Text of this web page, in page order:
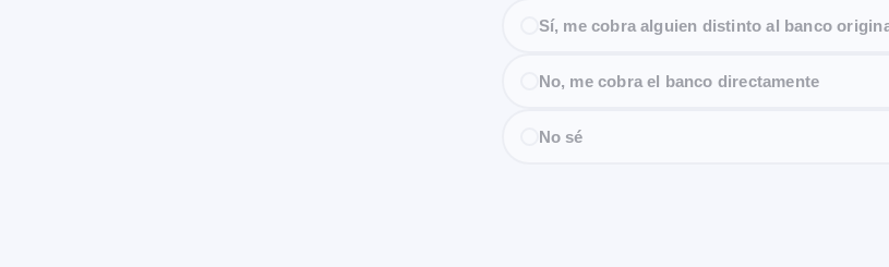
Sí, me cobra alguien distinto al banco
No, me cobra el banco directamente
No sé